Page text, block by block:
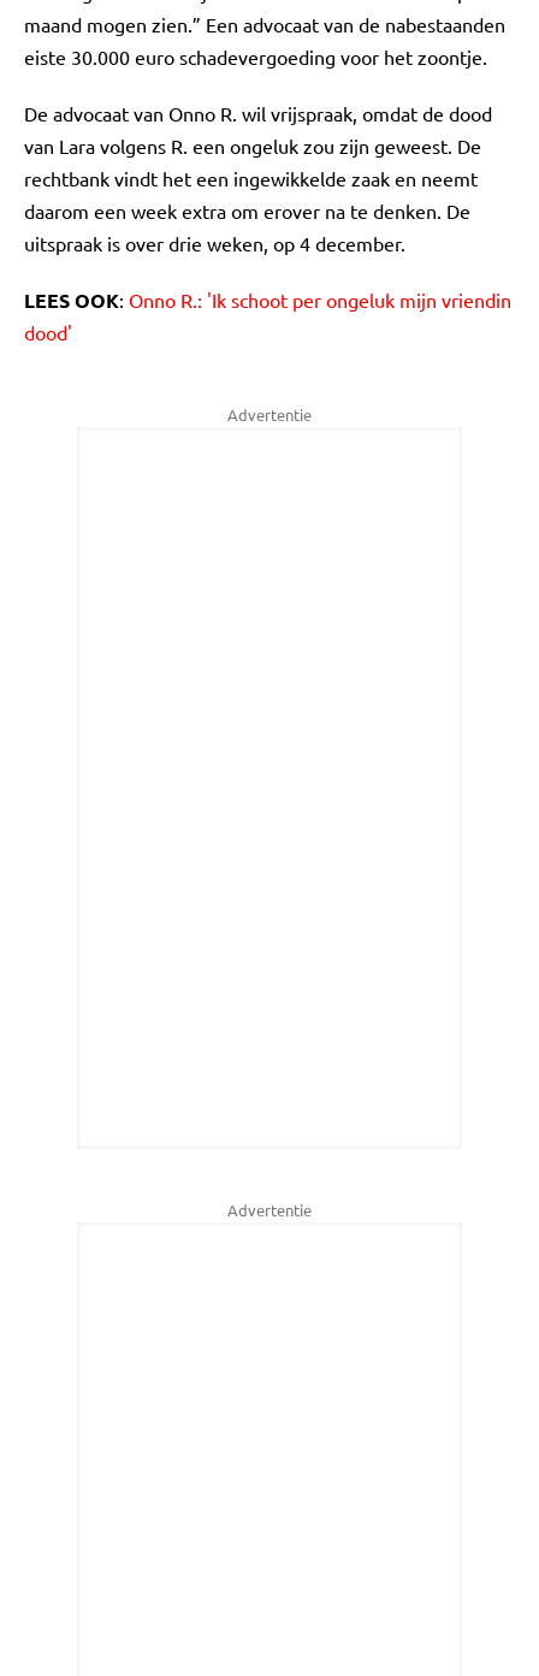
maand mogen zien.” Een advocaat van de nabestaanden
eiste 30.000 euro schadevergoeding voor het zoontje.
De advocaat van Onno R. wil vrijspraak, omdat de dood
van Lara volgens R. een ongeluk zou zijn geweest. De
rechtbank vindt het een ingewikkelde zaak en neemt
daarom een week extra om erover na te denken. De
uitspraak is over drie weken, op 4 december.
LEES OOK: Onno R.: 'Ik schoot per ongeluk mijn vriendin
dood'
Advertentie
Advertentie